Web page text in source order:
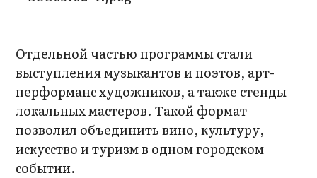
Отдельной частью программы стали
выступления музыкантов и поэтов, арт-
перформанс художников, а также стенды
локальных мастеров. Такой формат
позволил объединить вино, культуру,
искусство и туризм в одном городском
событии.